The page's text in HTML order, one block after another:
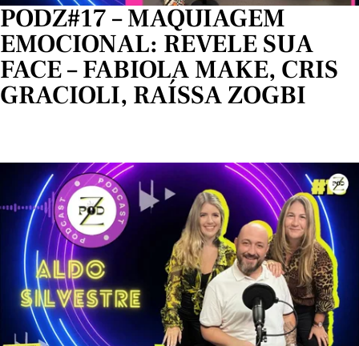
PODZ#17 – MAQUIAGEM
EMOCIONAL: REVELE SUA
FACE – FABIOLA MAKE, CRIS
GRACIOLI, RAÍSSA ZOGBI